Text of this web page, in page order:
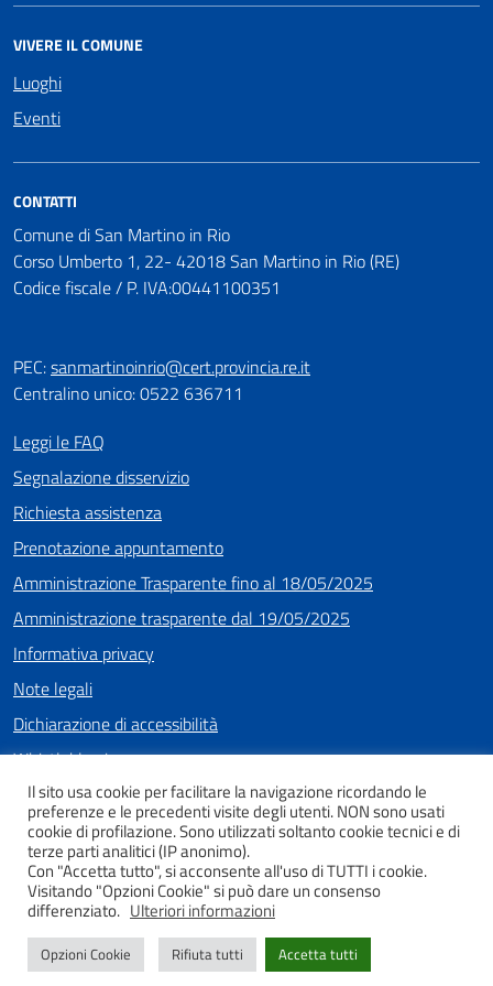
VIVERE IL COMUNE
Luoghi
Eventi
CONTATTI
Comune di San Martino in Rio
Corso Umberto 1, 22- 42018 San Martino in Rio (RE)
Codice fiscale / P. IVA:00441100351
PEC:sanmartinoinrio@cert.provincia.re.it
Centralino unico: 0522 636711
Leggi le FAQ
Segnalazione disservizio
Richiesta assistenza
Prenotazione appuntamento
Amministrazione Trasparente fino al 18/05/2025
Amministrazione trasparente dal 19/05/2025
Informativa privacy
Note legali
Dichiarazione di accessibilità
Whistleblowing
SEGUICI SU
FacebookInstagramYoutube
Il sito usa cookie per facilitare la navigazione ricordando le
preferenze e le precedenti visite degli utenti. NON sono usati
cookie di profilazione. Sono utilizzati soltanto cookie tecnici e di
terze parti analitici (IP anonimo).
Con "Accetta tutto", si acconsente all'uso di TUTTI i cookie.
Visitando "Opzioni Cookie" si può dare un consenso
differenziato. Ulteriori informazioni
Opzioni Cookie Rifiuta tutti Accetta tutti